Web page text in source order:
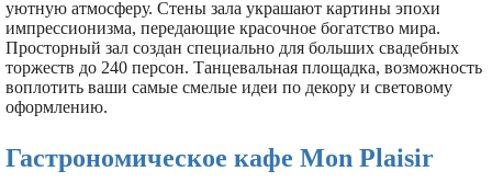
уютную атмосферу. Стены зала украшают картины эпохи
импрессионизма, передающие красочное богатство мира.
Просторный зал создан специально для больших свадебных
торжеств до 240 персон. Танцевальная площадка, возможность
воплотить ваши самые смелые идеи по декору и световому
оформлению.
Гастрономическое кафе Mon Plaisir